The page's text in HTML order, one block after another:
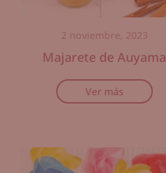
2 noviembre, 2023
Majarete de Auyama
Ver más